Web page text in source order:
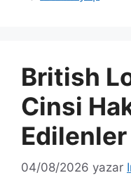
British
Cinsi
Edilenler
04/08/2026 yazar